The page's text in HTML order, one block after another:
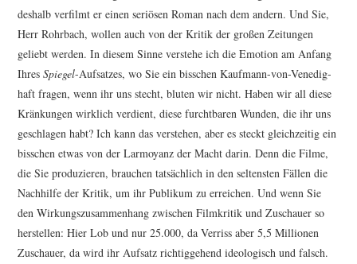
deshalb verfilmt er einen seriösen Roman nach dem andern. Und Sie,
Herr Rohrbach, wollen auch von der Kritik der großen Zeitungen
geliebt werden. In diesem Sinne verstehe ich die Emotion am Anfang
IhresSpiegel-Aufsatzes, wo Sie ein bisschen Kaufmann-von-Venedig-
haft fragen, wenn ihr uns stecht, bluten wir nicht. Haben wir all diese
Kränkungen wirklich verdient, diese furchtbaren Wunden, die ihr uns
geschlagen habt? Ich kann das verstehen, aber es steckt gleichzeitig ein
bisschen etwas von der Larmoyanz der Macht darin. Denn die Filme,
die Sie produzieren, brauchen tatsächlich in den seltensten Fällen die
Nachhilfe der Kritik, um ihr Publikum zu erreichen. Und wenn Sie
den Wirkungszusammenhang zwischen Filmkritik und Zuschauer so
herstellen: Hier Lob und nur 25.000, da Verriss aber 5,5 Millionen
Zuschauer, da wird ihr Aufsatz richtiggehend ideologisch und falsch.